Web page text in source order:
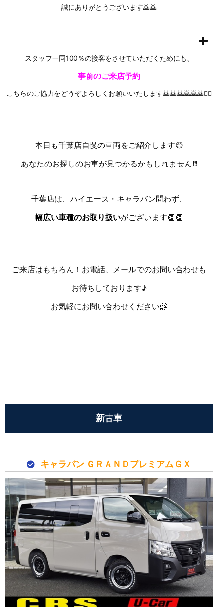
誠にありがとうございます🙇🙇
スタッフ一同100％の接客をさせていただくためにも、
事前のご来店予約
こちらのご協力をどうぞよろしくお願いいたします🙇🙇🙇🙇🙇🙇🙇‍♀️
本日も千葉店自慢の車両をご紹介します😊
あなたのお探しのお車が見つかるかもしれません❗❗
千葉店は、ハイエース・キャラバン問わず、
幅広い車種のお取り扱いがございます👏👏
ご来店はもちろん！ お電話、メールでのお問い合わせも
お待ちしております♪
お気軽にお問い合わせください🤗
新古車
キャラバン ＧＲＡＮＤプレミアムＧＸ